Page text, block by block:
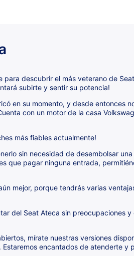
para descubrir el más veterano de
subirte y sentir su potencia!
en su momento, y desde entonces
con un motor de la casa
más fiables actualmente!
sin necesidad de desembolsar
que pagar ninguna entrada,
mejor, porque tendrás varias
del Seat Ateca sin preocupaciones
mírate nuestras versiones
encantados de atenderte y